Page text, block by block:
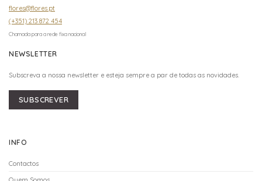
flores@flores.pt
(+351) 213 872 454
Chamada para a rede fixa nacional
NEWSLETTER
Subscreva a nossa newsletter e esteja sempre a par de todas as novidades.
SUBSCREVER
INFO
Contactos